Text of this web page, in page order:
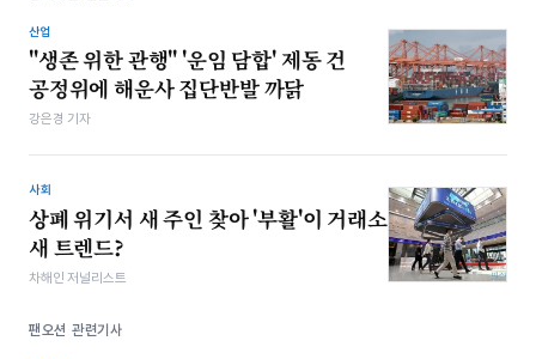
산업
"생존 위한 관행" '운임 담합' 제동 건
공정위에 해운사 집단반발 까닭
강은경 기자
사회
상폐 위기서 새 주인 찾아 '부활'이 거래소
새 트렌드?
차해인 저널리스트
팬오션 관련기사